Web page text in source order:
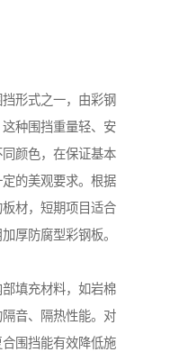
形式之一，由彩钢
种围挡重量轻、安
颜色，在保证基本
的美观要求。根据
材，短期项目适合
厚防腐型彩钢板。
填充材料，如岩棉
音、隔热性能。对
围挡能有效降低施